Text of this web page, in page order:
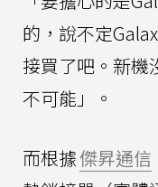
的，說不定
接買了吧。新機
不可能」。
而根據傑昇通信